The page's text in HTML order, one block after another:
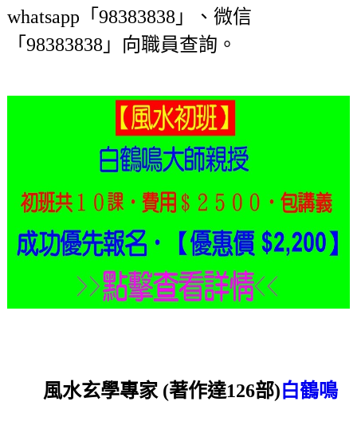
whatsapp「98383838」、微信
「98383838」向職員查詢。
風水玄學專家 (著作達126部)白鶴鳴